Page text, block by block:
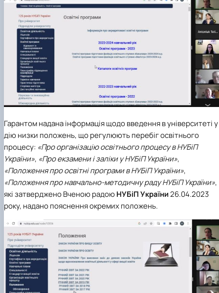
Гарантом надана інформація щодо введення в університеті у
дію низки положень, що регулюють перебіг освітнього
процесу: «Про організацію освітнього процесу в НУБіП
України», «Про екзамени і заліки у НУБіП України»,
«Положення про освітні програми в НУБіП України»,
«Положення про навчально-методичну раду НУБіП України»,
які затверджено Вченою радоюНУБіП України26.04.2023
року, надано пояснення окремих положень.